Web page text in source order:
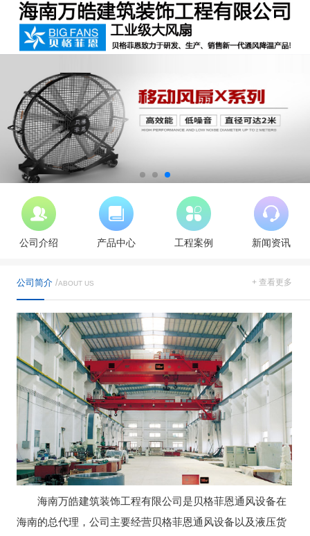
公司介绍 产品中心 工程案例 新闻资讯
公司简介 /ABOUT US + 查看更多
海南万皓建筑装饰工程有限公司是贝格菲恩通风设备在
海南的总代理，公司主要经营贝格菲恩通风设备以及液压货